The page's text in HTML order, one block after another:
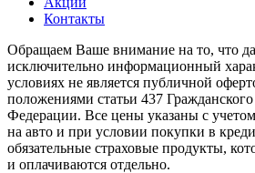
Контакты
Обращаем Ваше внимание на то, что
исключительно информационный
условиях не является публичной
положениями статьи 437
Федерации. Все цены указаны с
на авто и при условии покупки в
обязательные страховые продукты,
и оплачиваются отдельно.